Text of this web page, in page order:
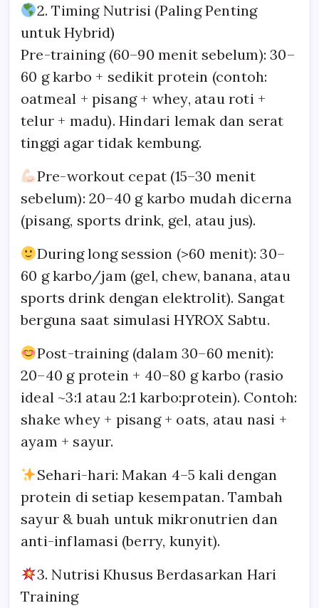
2. Timing Nutrisi (Paling Penting
untuk Hybrid)
Pre-training (60–90 menit sebelum): 30–
60 g karbo + sedikit protein (contoh:
oatmeal + pisang + whey, atau roti +
telur + madu). Hindari lemak dan serat
tinggi agar tidak kembung.
Pre-workout cepat (15–30 menit
sebelum): 20–40 g karbo mudah dicerna
(pisang, sports drink, gel, atau jus).
During long session (>60 menit): 30–
60 g karbo/jam (gel, chew, banana, atau
sports drink dengan elektrolit). Sangat
berguna saat simulasi HYROX Sabtu.
Post-training (dalam 30–60 menit):
20–40 g protein + 40–80 g karbo (rasio
ideal ~3:1 atau 2:1 karbo:protein). Contoh:
shake whey + pisang + oats, atau nasi +
ayam + sayur.
Sehari-hari: Makan 4–5 kali dengan
protein di setiap kesempatan. Tambah
sayur & buah untuk mikronutrien dan
anti-inflamasi (berry, kunyit).
3. Nutrisi Khusus Berdasarkan Hari
Training